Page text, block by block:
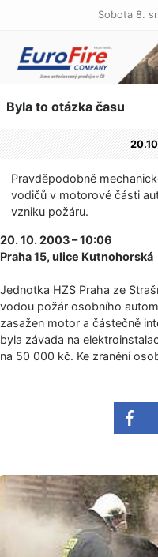
Sobota 8.
Byla to otázka času
Pravděpodobně
vodičů v motorové části
vzniku požáru.
20. 10. 2003 – 10:06
Praha 15, ulice Kutnohorská
Jednotka HZS Praha ze
vodou požár osobního
zasažen motor a částečně
byla závada na
na 50 000 kč. Ke zranění